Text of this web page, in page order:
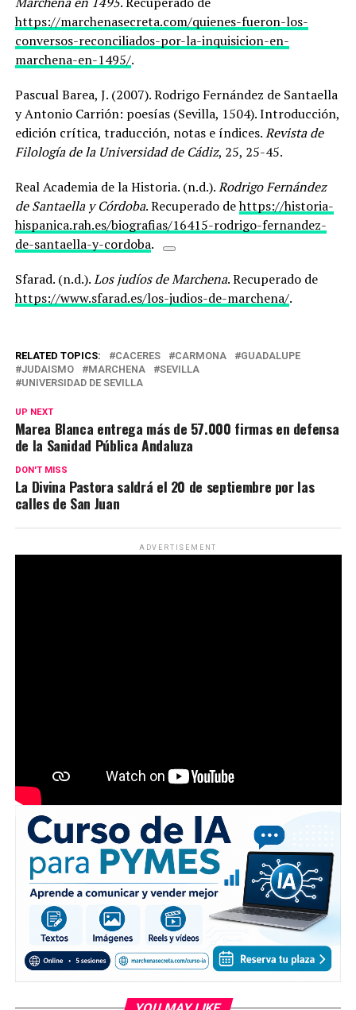
https://marchenasecreta.com/quienes-fueron-los-
conversos-reconciliados-por-la-inquisicion-en-
marchena-en-1495/.
Pascual Barea, J. (2007). Rodrigo Fernández de Santaella
y Antonio Carrión: poesías (Sevilla, 1504). Introducción,
edición crítica, traducción, notas e índices.Revista de
Filología de la Universidad de Cádiz, 25, 25-45.
Real Academia de la Historia. (n.d.).Rodrigo Fernández
de Santaella y Córdoba. Recuperado dehttps://historia-
hispanica.rah.es/biografias/16415-rodrigo-fernandez-
de-santaella-y-cordoba.
Sfarad. (n.d.).Los judíos de Marchena. Recuperado de
https://www.sfarad.es/los-judios-de-marchena/.
RELATED TOPICS: CACERES CARMONA
GUADALUPE
JUDAISMO
MARCHENA
SEVILLA
UNIVERSIDAD DE SEVILLA
UP NEXT
Marea Blanca entrega más de 57.000 firmas en defensa
de la Sanidad Pública Andaluza
DON'T MISS
La Divina Pastora saldrá el 20 de septiembre por las
calles de San Juan
ADVERTISEMENT